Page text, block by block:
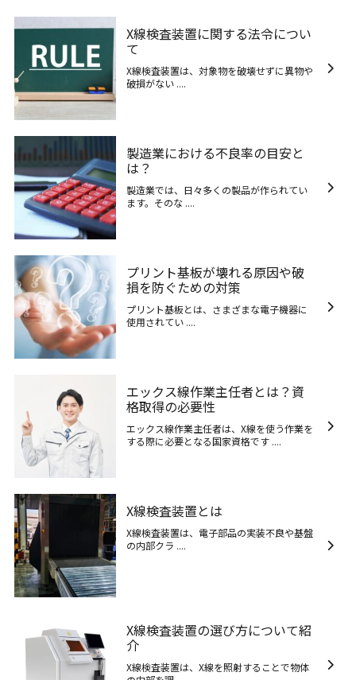
X線検査装置に関する法令につい
て
X線検査装置は、対象物を破壊せずに異物や
破損がない ....
製造業における不良率の目安と
は？
製造業では、日々多くの製品が作られてい
ます。そのな ....
プリント基板が壊れる原因や破
損を防ぐための対策
プリント基板とは、さまざまな電子機器に
使用されてい ....
エックス線作業主任者とは？資
格取得の必要性
エックス線作業主任者は、X線を使う作業を
する際に必要となる国家資格です ....
X線検査装置とは
X線検査装置は、電子部品の実装不良や基盤
の内部クラ ....
X線検査装置の選び方について紹
介
X線検査装置は、X線を照射することで物体